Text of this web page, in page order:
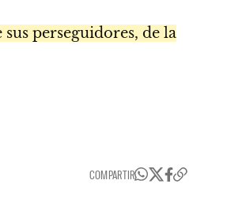
sus perseguidores, de la
COMPARTIR